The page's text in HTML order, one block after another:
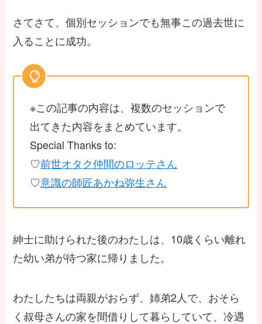
さてさて、個別セッションでも無事この過去世に
入ることに成功。
※この記事の内容は、複数のセッションで
出てきた内容をまとめています。
Special Thanks to:
♡前世オタク仲間のロッテさん
♡意識の師匠あかね弥生さん
紳士に助けられた後のわたしは、10歳くらい離れ
た幼い弟が待つ家に帰りました。
わたしたちは両親がおらず、姉弟2人で、おそら
く叔母さんの家を間借りして暮らしていて、冷遇